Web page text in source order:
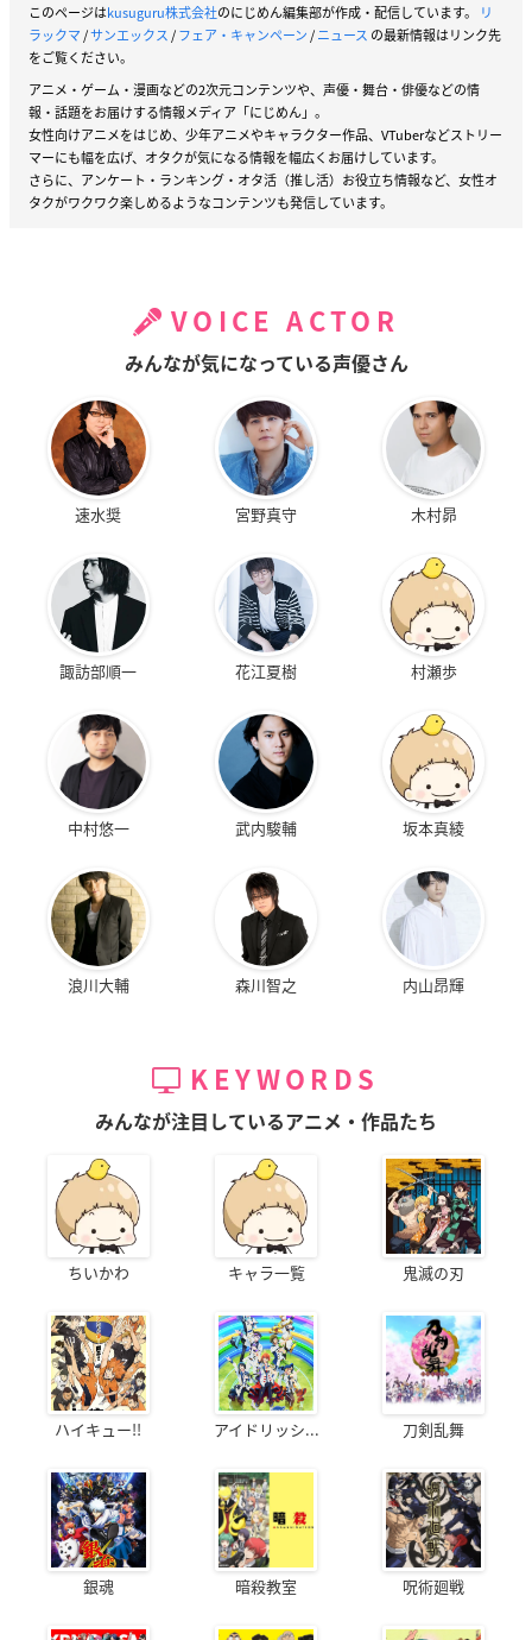
このページはkusuguru株式会社のにじめん編集部が作成・配信しています。
リ
ラックマ/サンエックス/フェア・キャンペーン/ニュース の最新情報はリンク先
をご覧ください。
アニメ・ゲーム・漫画などの2次元コンテンツや、声優・舞台・俳優などの情
報・話題をお届けする情報メディア「にじめん」。
女性向けアニメをはじめ、少年アニメやキャラクター作品、VTuberなどストリー
マーにも幅を広げ、オタクが気になる情報を幅広くお届けしています。
さらに、アンケート・ランキング・オタ活（推し活）お役立ち情報など、女性オ
タクがワクワク楽しめるようなコンテンツも発信しています。
VOICE ACTOR
みんなが気になっている声優さん
速水奨 宮野真守 木村昴
諏訪部順一 花江夏樹 村瀬歩
中村悠一 武内駿輔 坂本真綾
浪川大輔 森川智之 内山昂輝
KEYWORDS
みんなが注目しているアニメ・作品たち
ちいかわ キャラ一覧 鬼滅の刃
ハイキュー!! アイドリッシ... 刀剣乱舞
銀魂 暗殺教室 呪術廻戦